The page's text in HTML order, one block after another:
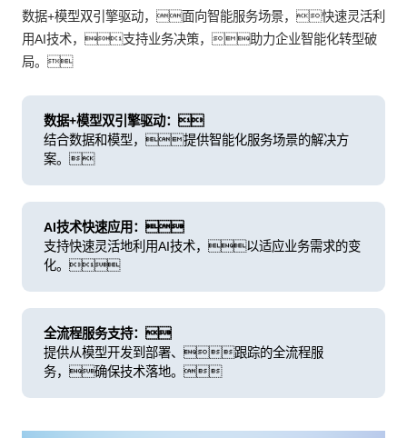
数据+模型双引擎驱动，面向智能服务场景，快速灵活利
用AI技术，支持业务决策，助力企业智能化转型破
局。
数据+模型双引擎驱动：
结合数据和模型，提供智能化服务场景的解决方
案。
AI技术快速应用：
支持快速灵活地利用AI技术，以适应业务需求的变
化。
全流程服务支持：
提供从模型开发到部署、跟踪的全流程服
务，确保技术落地。